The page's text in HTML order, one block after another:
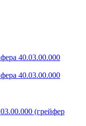
(грейфер